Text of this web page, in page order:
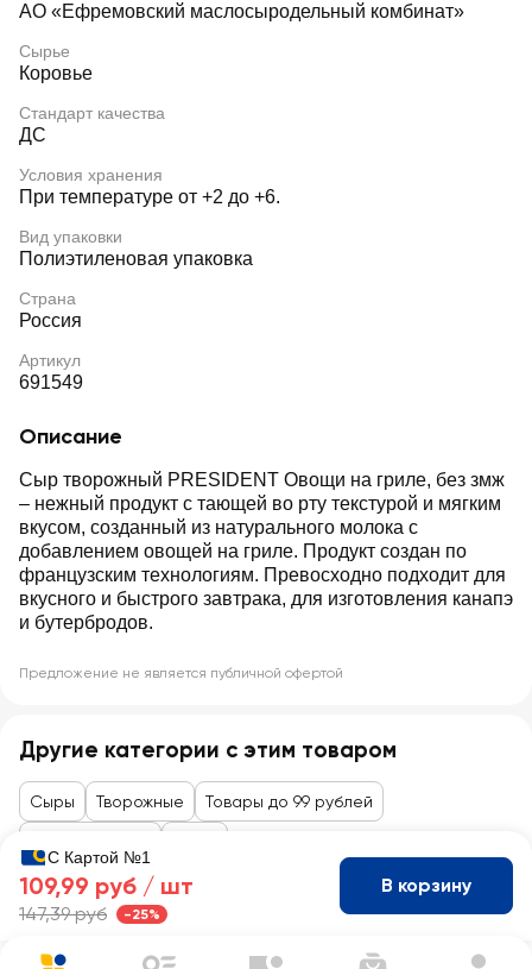
АО «Ефремовский маслосыродельный комбинат»
Сырье
Коровье
Стандарт качества
ДС
Условия хранения
При температуре от +2 до +6.
Вид упаковки
Полиэтиленовая упаковка
Страна
Россия
Артикул
691549
Описание
Сыр творожный PRESIDENT Овощи на гриле, без змж
– нежный продукт с тающей во рту текстурой и мягким
вкусом, созданный из натурального молока с
добавлением овощей на гриле. Продукт создан по
французским технологиям. Превосходно подходит для
вкусного и быстрого завтрака, для изготовления канапэ
и бутербродов.
Предложение не является публичной офертой
Другие категории с этим товаром
Сыры Творожные Товары до 99 рублей
С Картой №1
109,99 руб / шт
147,39 руб -25%
В корзину